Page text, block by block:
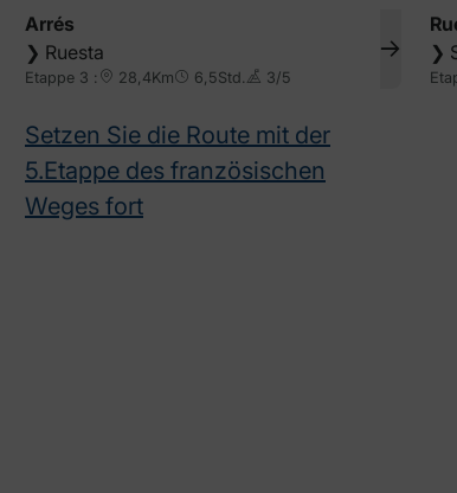
Arrés
❯ Ruesta
Etappe 3 : 28,4Km 6,5Std. 3/5
❯
Setzen Sie die Route mit der
5.Etappe des französischen
Weges fort